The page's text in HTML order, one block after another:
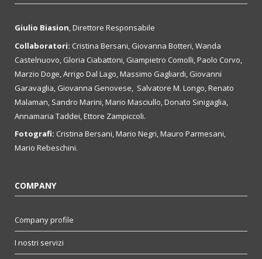
Giulio Biasion, Direttore Responsabile
Collaboratori: Cristina Bersani, Giovanna Botteri, Wanda
Castelnuovo, Gloria Ciabattoni, Giampietro Comolli, Paolo Corvo,
Marzio Doge, Arrigo Dal Lago, Massimo Gagliardi, Giovanni
Garavaglia, Giovanna Genovese, Salvatore M. Longo, Renato
Malaman, Sandro Marini, Mario Masciullo, Donato Sinigaglia,
Annamaria Taddei, Ettore Zampiccoli.
Fotografi: Cristina Bersani, Mario Negri, Mauro Parmesani,
Mario Rebeschini.
COMPANY
Company profile
I nostri servizi